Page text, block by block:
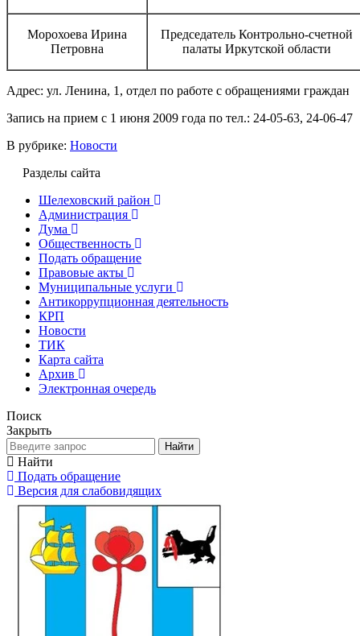
Морохоева Ирина
Петровна
Председатель Контрольно-счетной
палаты Иркутской области
Адрес: ул. Ленина, 1, отдел по работе с обращениями граждан
Запись на прием с 1 июня 2009 года по тел.: 24-05-63, 24-06-47
В рубрике: Новости
Разделы сайта
Шелеховский район
Администрация
Дума
Общественность
Подать обращение
Правовые акты
Муниципальные услуги
Антикоррупционная деятельность
КРП
Новости
ТИК
Карта сайта
Архив
Электронная очередь
Поиск
Закрыть
Найти
Найти
Подать обращение
Версия для слабовидящих